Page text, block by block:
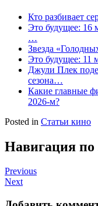
Кто разбивает
Это будущее: 16
…
Звезда
Это будущее: 11
Джули Плек
сезона…
Какие главные
2026-м?
Posted in Статьи кино
Навигация по
Previous
Next